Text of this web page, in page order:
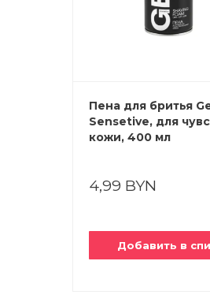
Пена для бритья
Sensetive, для
кожи, 400 мл
4,99 BYN
Добавить в